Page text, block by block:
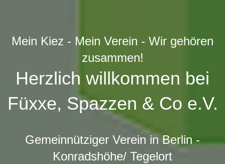
Mein Kiez - Mein Verein - Wir gehören
zusammen!
Herzlich willkommen bei
Füxxe, Spazzen & Co e.V.
Gemeinnütziger Verein in Berlin -
Konradshöhe/ Tegelort